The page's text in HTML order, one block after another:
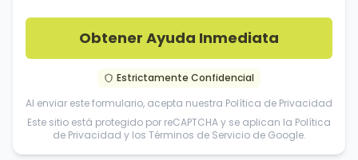
Obtener Ayuda Inmediata
Estrictamente Confidencial
Al enviar este formulario, acepta nuestra Política de Privacidad
Este sitio está protegido por reCAPTCHA y se aplican la Política
de Privacidad y los Términos de Servicio de Google.